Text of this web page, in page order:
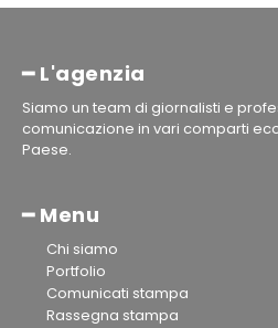
━ L'agenzia
Siamo un team di giornalisti e
comunicazione in vari comparti
Paese.
━ Menu
Chi siamo
Portfolio
Comunicati stampa
Rassegna stampa